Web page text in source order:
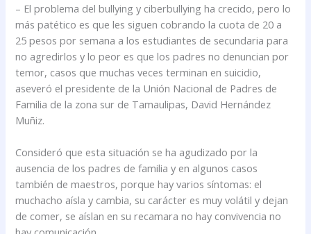
– El problema del bullying y ciberbullying ha crecido, pero lo
más patético es que les siguen cobrando la cuota de 20 a
25 pesos por semana a los estudiantes de secundaria para
no agredirlos y lo peor es que los padres no denuncian por
temor, casos que muchas veces terminan en suicidio,
aseveró el presidente de la Unión Nacional de Padres de
Familia de la zona sur de Tamaulipas, David Hernández
Muñiz.
Consideró que esta situación se ha agudizado por la
ausencia de los padres de familia y en algunos casos
también de maestros, porque hay varios síntomas: el
muchacho aísla y cambia, su carácter es muy volátil y dejan
de comer, se aíslan en su recamara no hay convivencia no